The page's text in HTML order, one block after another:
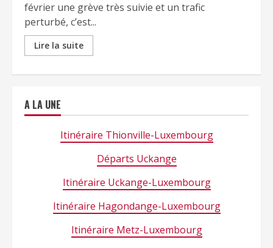
février une grève très suivie et un trafic
perturbé, c’est...
Lire la suite
A LA UNE
Itinéraire Thionville-Luxembourg
Départs Uckange
Itinéraire Uckange-Luxembourg
Itinéraire Hagondange-Luxembourg
Itinéraire Metz-Luxembourg